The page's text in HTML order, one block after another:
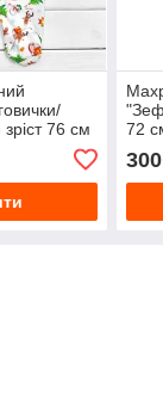
76 см
72
300